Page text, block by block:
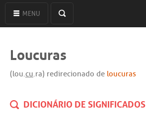
MENU
Loucuras
(lou.cu.ra) redirecionado de loucuras
DICIONÁRIO DE SIGNIFICADOS